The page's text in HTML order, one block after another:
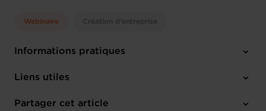
Webinaire Création d'entreprise
Informations pratiques
Mardi 21 Juil 2026
Online Workshop
Liens utiles
M'inscrire
Partager cet article